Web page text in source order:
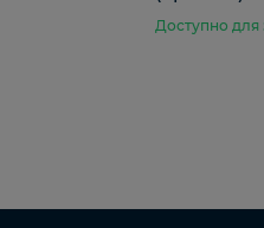
Доступно для